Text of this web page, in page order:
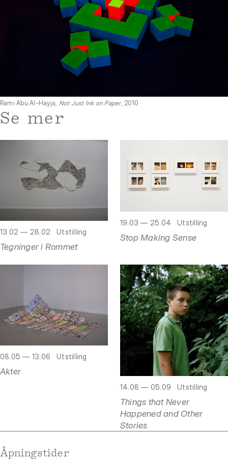
Rami Abu Al-Hayja, Not Just Ink on Paper, 2010
Se mer
13.02 — 28.02 Utstilling
Tegninger i Rommet
19.03 — 25.04 Utstilling
Stop Making Sense
08.05 — 13.06 Utstilling
Akter
14.08 — 05.09 Utstilling
Things that Never
Happened and Other
Stories
Åpningstider